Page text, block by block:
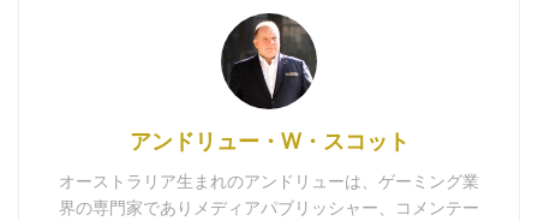
アンドリュー・W・スコット
オーストラリア生まれのアンドリューは、ゲーミング業
界の専門家でありメディアパブリッシャー、コメンテー